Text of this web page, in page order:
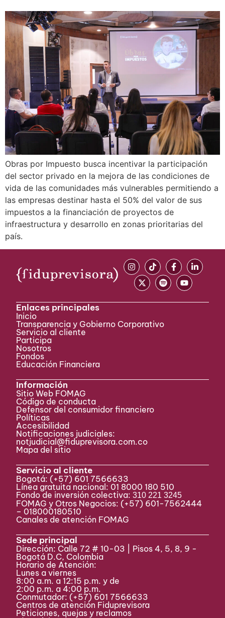
Obras por Impuesto busca incentivar la participación
del sector privado en la mejora de las condiciones de
vida de las comunidades más vulnerables permitiendo a
las empresas destinar hasta el 50% del valor de sus
impuestos a la financiación de proyectos de
infraestructura y desarrollo en zonas prioritarias del
país.
Enlaces principales
Inicio
Transparencia y Gobierno Corporativo
Servicio al cliente
Participa ​
Nosotros
Fondos
Educación Financiera
Información
Sitio Web FOMAG
Código de conducta
Defensor del consumidor financiero
Políticas
Accesibilidad
Notificaciones judiciales:
notjudicial@fiduprevisora.com.co
Mapa del sitio
Servicio al cliente
Bogotá: (+57) 601 7566633
Línea gratuita nacional: 01 8000 180 510
Fondo de inversión colectiva:310 221 3245
FOMAG y Otros Negocios: (+57) 601-7562444
– 018000180510
Canales de atención FOMAG
Sede principal
Dirección: Calle 72 # 10-03 | Pisos 4, 5, 8, 9 -
Bogotá D.C, Colombia
Horario de Atención:
Lunes a viernes
8:00 a.m. a 12:15 p.m. y de
2:00 p.m. a 4:00 p.m.
Conmutador: (+57) 601 7566633
Centros de atención Fiduprevisora
Peticiones, quejas y reclamos